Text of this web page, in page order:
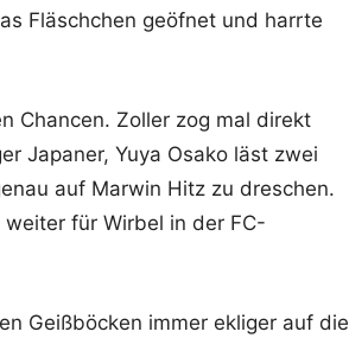
Fläschchen geöfnet und harrte
Chancen. Zoller zog mal direkt
Japaner, Yuya Osako läst zwei
auf Marwin Hitz zu dreschen.
für Wirbel in der FC-
Geißböcken immer ekliger auf die